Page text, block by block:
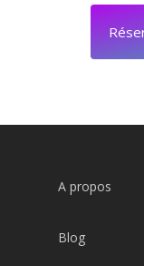
A propos
Blog